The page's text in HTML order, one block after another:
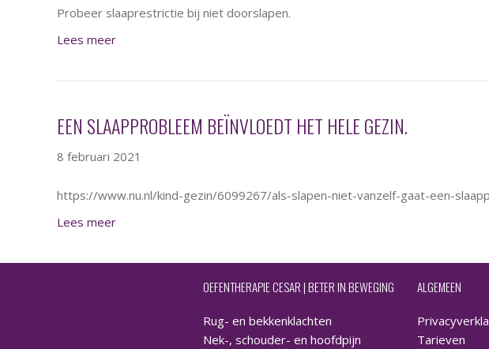
Probeer slaaprestrictie bij niet doorslapen.
Lees meer
EEN SLAAPPROBLEEM BEÏNVLOEDT HET HELE GEZIN.
8 februari 2021
https://www.nu.nl/kind-gezin/6099267/als-slapen-niet-vanzelf-gaat-een-
Lees meer
OEFENTHERAPIE CESAR | BETER IN BEWEGING
Rug- en bekkenklachten
Nek-, schouder- en hoofdpijn
ALGEMEEN
Tarieven